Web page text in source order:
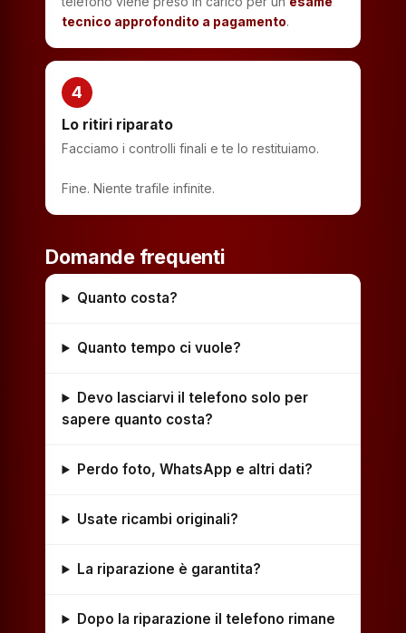
tecnico approfondito a pagamento.
4
Lo ritiri riparato
Facciamo i controlli finali e te lo restituiamo.
Fine. Niente trafile infinite.
Domande frequenti
Quanto costa?
Quanto tempo ci vuole?
Devo lasciarvi il telefono solo per
sapere quanto costa?
Perdo foto, WhatsApp e altri dati?
Usate ricambi originali?
La riparazione è garantita?
Dopo la riparazione il telefono rimane